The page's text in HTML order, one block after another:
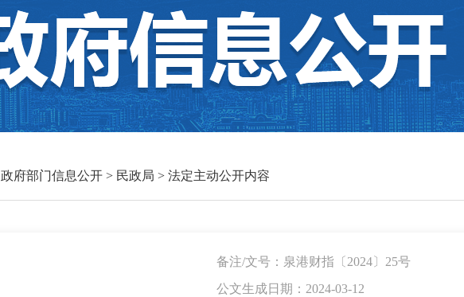
政府部门信息公开 > 民政局 > 法定主动公开内容
备注/文号：泉港财指〔2024〕25号
公文生成日期：2024-03-12